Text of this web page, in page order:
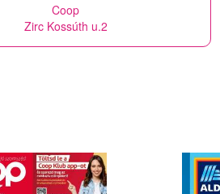
Coop
Zirc Kossúth u.2